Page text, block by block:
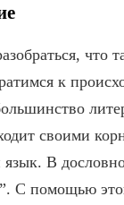
что
к
своими
язык. В
С помощью